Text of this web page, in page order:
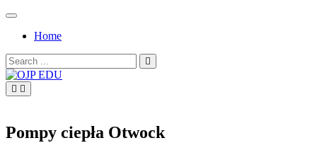
Skip
contentHome
Search
for:
Pompy ciepła Otwock